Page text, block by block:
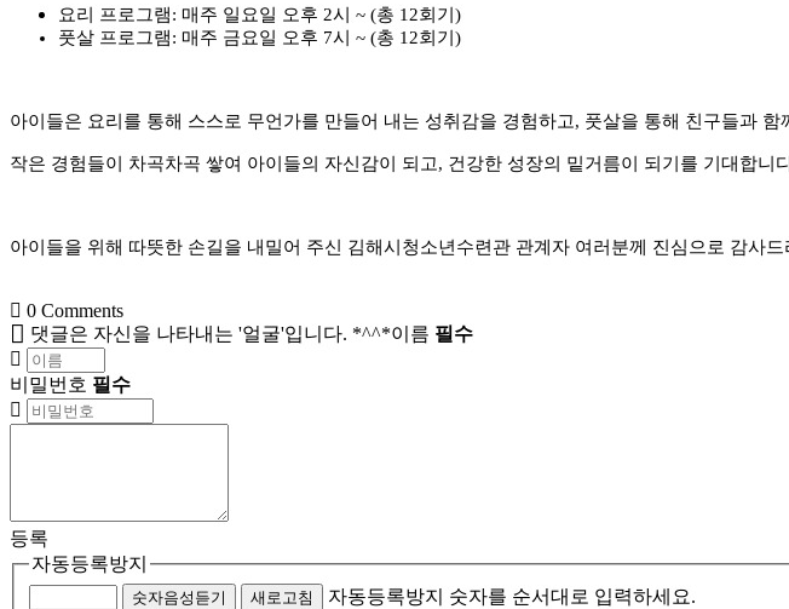
요리 프로그램: 매주 일요일 오후 2시 ~ (총 12회기)
풋살 프로그램: 매주 금요일 오후 7시 ~ (총 12회기)
아이들은 요리를 통해 스스로 무언가를 만들어 내는 성취감을 경험하고, 풋살을 통해 친구들과
작은 경험들이 차곡차곡 쌓여 아이들의 자신감이 되고, 건강한 성장의 밑거름이 되기를 기대합니
아이들을 위해 따뜻한 손길을 내밀어 주신 김해시청소년수련관 관계자 여러분께 진심으로 감사
0 Comments
댓글은 자신을 나타내는 '얼굴'입니다. *^^*이름 필수
비밀번호 필수
등록
자동등록방지
숫자음성듣기 새로고침 자동등록방지 숫자를 순서대로 입력하세요.